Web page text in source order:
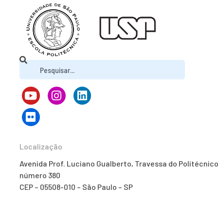
Localização
Avenida Prof. Luciano Gualberto, Travessa do
número 380
CEP – 05508-010 – São Paulo – SP